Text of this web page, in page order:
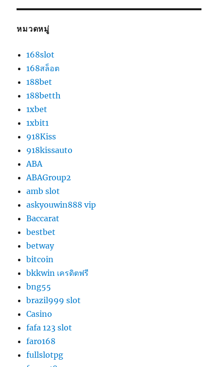
หมวดหมู่
168slot
168สล็อต
188bet
188betth
1xbet
1xbit1
918Kiss
918kissauto
ABA
ABAGroup2
amb slot
askyouwin888 vip
Baccarat
bestbet
betway
bitcoin
bkkwin เครดิตฟรี
bng55
brazil999 slot
Casino
fafa 123 slot
faro168
fullslotpg